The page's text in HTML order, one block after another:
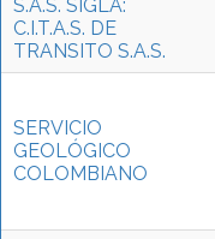
S.A.S. SIGLA:
C.I.T.A.S. DE
TRANSITO S.A.S.
SERVICIO
GEOLÓGICO
COLOMBIANO